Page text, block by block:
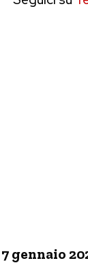
gennaio